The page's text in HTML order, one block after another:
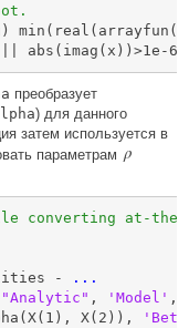
abs(imag(x))>1e-
преобразует
) для данного
затем используется в
параметрам ρ
converting at-
-
...
"Analytic" , 'Model' ,
X(2)),